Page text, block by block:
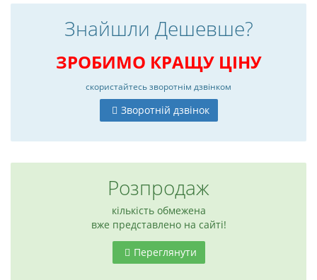
Знайшли Дешевше?
ЗРОБИМО КРАЩУ ЦІНУ
скористайтесьзворотнім дзвінком
Зворотній дзвінок
Розпродаж
кількість обмежена
вже представлено на сайті!
Переглянути